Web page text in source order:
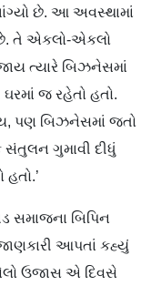
છે. આ અવસ્થામાં
તે એકલો-એકલો
ત્યારે બિઝનેસમાં
જ રહેતો હતો.
પણ બિઝનેસમાં જતો
સંતુલન ગુમાવી દીધું
સમાજના બિપિન
આપતાં કહ્યું
ઉજાસ એ દિવસે